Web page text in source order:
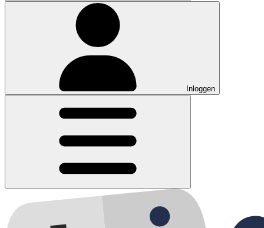
Inloggen